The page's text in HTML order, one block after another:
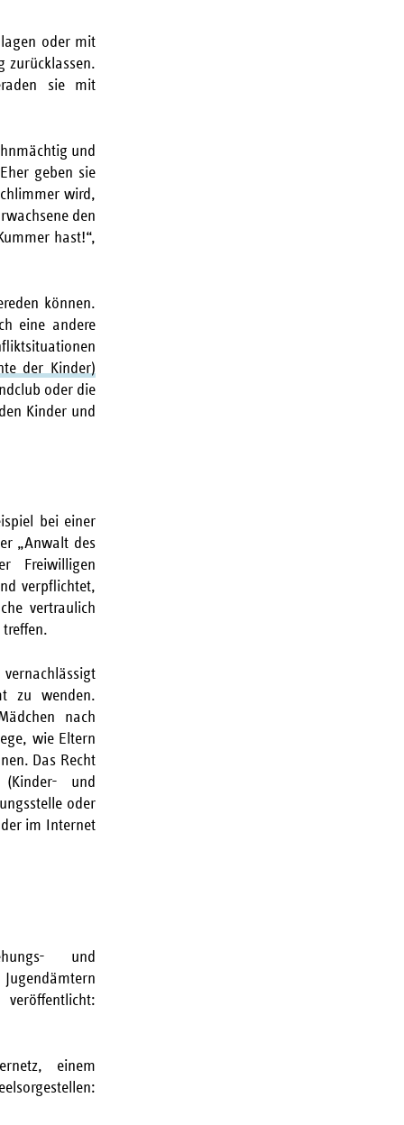
oder mit
zurücklassen.
sie mit
und
geben sie
wird,
den
hast!“,
können.
eine andere
der Kinder)
oder die
Kinder und
bei einer
„Anwalt des
Freiwilligen
verpflichtet,
vertraulich
zu wenden.
nach
wie Eltern
Das Recht
und
oder
im Internet
und
einem